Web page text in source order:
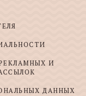
И
ДАННЫХ